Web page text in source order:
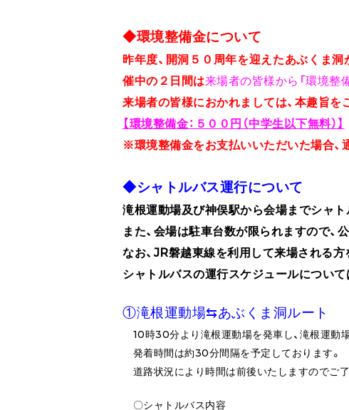
◆環境整備金について
昨年度、開洞５０周年を迎えたあぶくま
催中の２日間は来場者の皆様から「環境整
来場者の皆様におかれましては、本趣旨を
【環境整備金：５００円（中学生以下無料）】
※環境整備金をお支払いいただいた場合、
◆シャトルバス運行について
滝根運動場及び神俣駅から会場までシャト
また、会場は駐車台数が限られますので、
なお、JR磐越東線を利用して来場される
シャトルバスの運行スケジュールについて
①滝根運動場⇆あぶくま洞ルート
10時30分より滝根運動場を発車し、滝根運動
発着時間は約30分間隔を予定しております。
道路状況により時間は前後いたしますのでご了
〇シャトルバス内容